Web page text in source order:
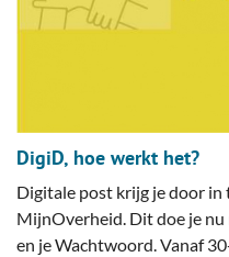
DigiD, hoe werkt het?
Digitale post krijg je door in
MijnOverheid. Dit doe je
en je Wachtwoord. Vanaf